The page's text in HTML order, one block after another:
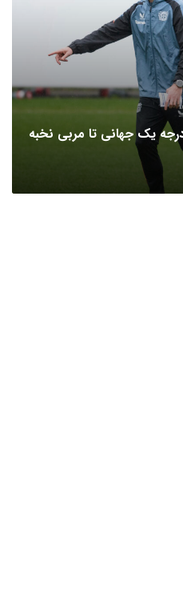
درجه یک جهانی تا مربی نخبه